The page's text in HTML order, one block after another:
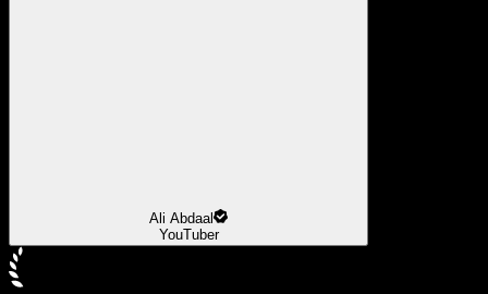
Ali Abdaal
YouTuber